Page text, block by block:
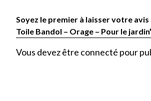
Soyez le premier à laisser votre avis
Toile Bandol – Orage – Pour le
Vous devez être connecté pour